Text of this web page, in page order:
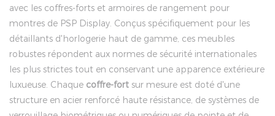
avec les coffres-forts et armoires de rangement pour
montres de PSP Display. Conçus spécifiquement pour les
détaillants d'horlogerie haut de gamme, ces meubles
robustes répondent aux normes de sécurité internationales
les plus strictes tout en conservant une apparence extérieure
luxueuse. Chaque coffre-fort sur mesure est doté d'une
structure en acier renforcé haute résistance, de systèmes de